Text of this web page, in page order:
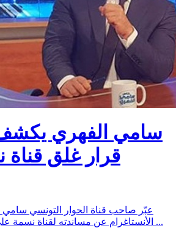
سامي الفهري
قرار غلق قناة
عبّر صاحب قناة الحوار التونسي
الأنستاغرام عن مساندته لقناة نسمة على إثر قرار غلقها بالقوة ا ...